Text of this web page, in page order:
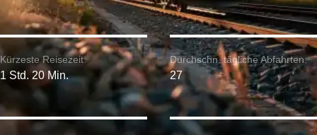
Kürzeste Reisezeit:
1 Std. 20 Min.
Durchschn. tägliche Abfahrten:
27